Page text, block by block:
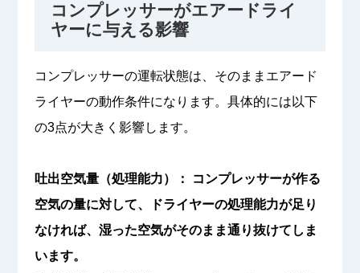
コンプレッサーがエアードライ
ヤーに与える影響
コンプレッサーの運転状態は、そのままエアード
ライヤーの動作条件になります。具体的には以下
の3点が大きく影響します。
吐出空気量（処理能力）： コンプレッサーが作る
空気の量に対して、ドライヤーの処理能力が足り
なければ、湿った空気がそのまま通り抜けてしま
います。